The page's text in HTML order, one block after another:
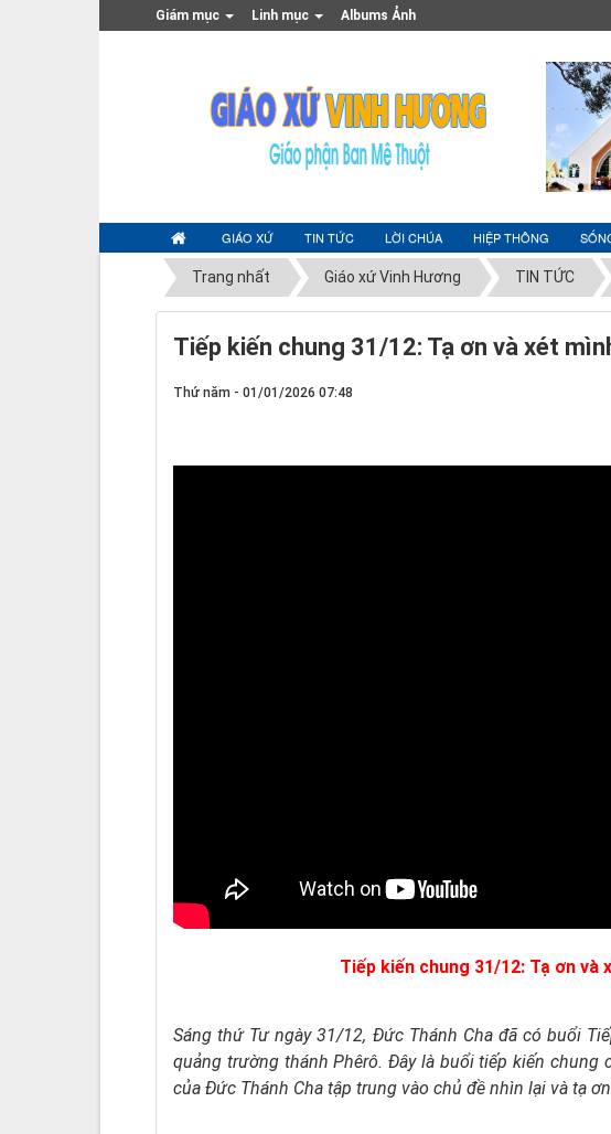
Giám mục Linh mục Albums Ảnh
GIÁO XỨ TIN TỨC LỜI CHÚA HIỆP THÔNG
Trang nhất Giáo xứ Vinh Hương TIN TỨC
Tiếp kiến chung 31/12: Tạ ơn và xét
Thứ năm - 01/01/2026 07:48
Tiếp kiến chung 31/12: Tạ ơn và
Sáng thứ Tư ngày 31/12, Đức Thánh Cha đã có buổi
quảng trường thánh Phêrô. Đây là buổi tiếp kiến chung
của Đức Thánh Cha tập trung vào chủ đề nhìn lại và tạ